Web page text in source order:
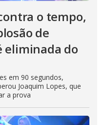
o tempo,
de
eliminada do
em 90 segundos,
Joaquim Lopes, que
a prova